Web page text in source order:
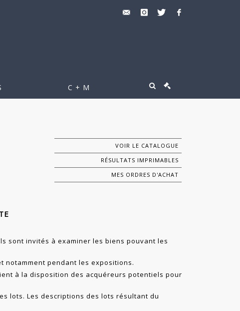
C + M
VOIR LE CATALOGUE
RÉSULTATS IMPRIMABLES
MES ORDRES D'ACHAT
sont invités à examiner les biens pouvant les
notamment pendant les expositions.
tient à la disposition des acquéreurs potentiels pour
lots. Les descriptions des lots résultant du